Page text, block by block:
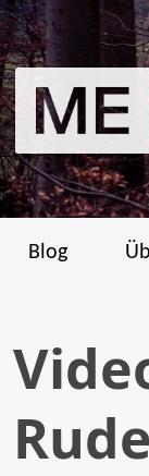
Blog